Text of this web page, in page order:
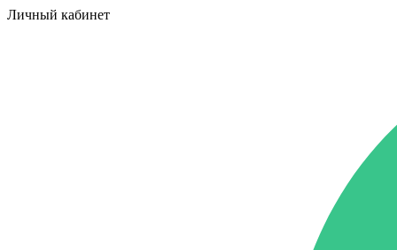
Личный кабинет